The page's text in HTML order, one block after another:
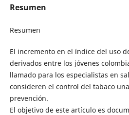
Resumen
Resumen
El incremento en el índice del uso
derivados entre los jóvenes
llamado para los especialistas en
consideren el control del tabaco
prevención.
El objetivo de este artículo es